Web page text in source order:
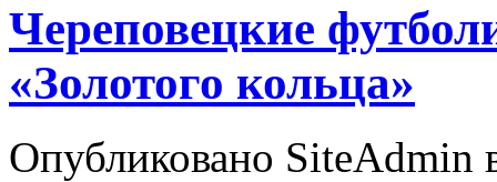
Череповецкие
«Золотого кольца»
Опубликовано SiteAdmin